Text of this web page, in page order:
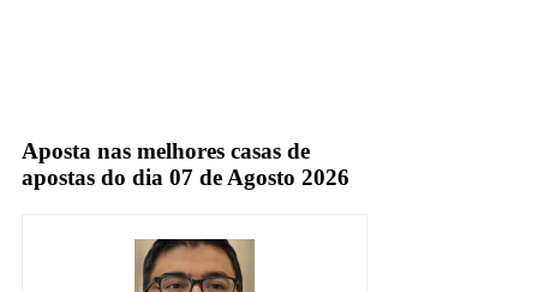
Aposta nas melhores casas de
apostas do dia 07 de Agosto 2026